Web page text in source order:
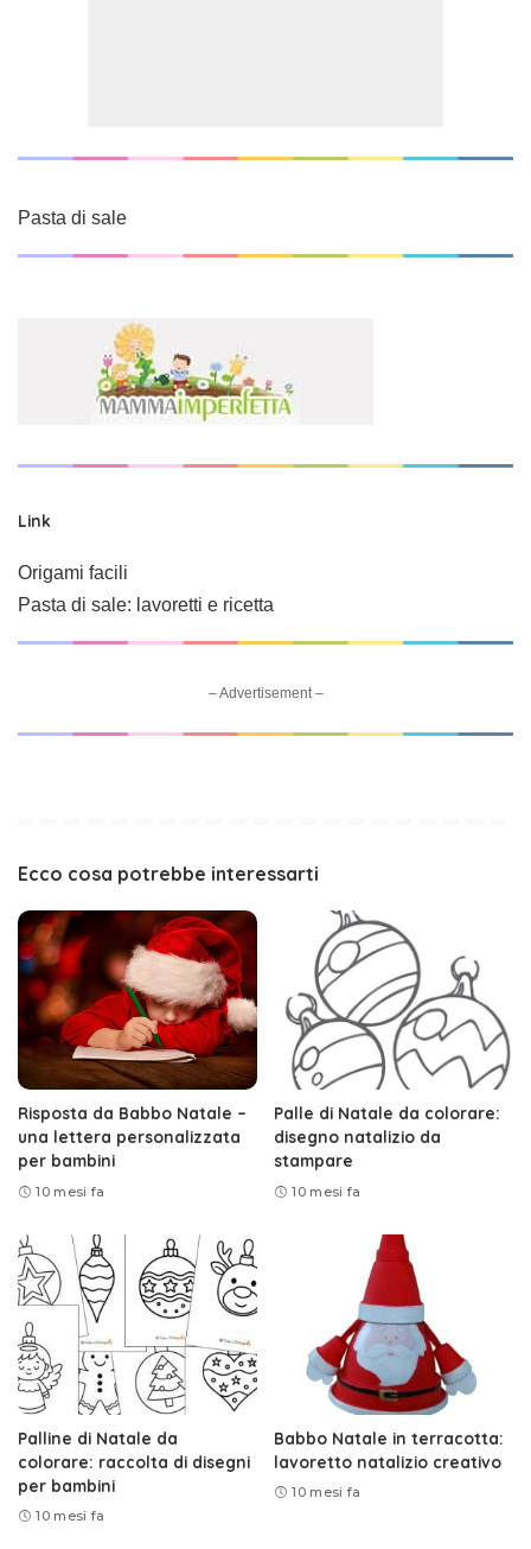
Pasta di sale
Link
Origami facili
Pasta di sale: lavoretti e ricetta
– Advertisement –
Ecco cosa potrebbe interessarti
Risposta da Babbo Natale –
una lettera personalizzata
per bambini
10 mesi fa
Palle di Natale da colorare:
disegno natalizio da
stampare
10 mesi fa
Palline di Natale da
colorare: raccolta di disegni
per bambini
10 mesi fa
Babbo Natale in terracotta:
lavoretto natalizio creativo
10 mesi fa